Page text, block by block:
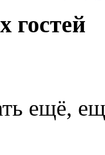
гостей
ещё,